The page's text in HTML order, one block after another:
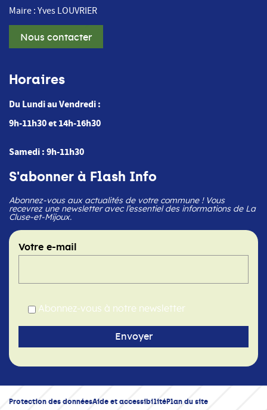
Maire : Yves LOUVRIER
Nous contacter
Horaires
Du Lundi au Vendredi :
9h-11h30 et 14h-16h30
Samedi : 9h-11h30
S'abonner à Flash Info
Abonnez-vous aux actualités de votre commune ! Vous
recevrez une newsletter avec l’essentiel des informations de La
Cluse-et-Mijoux.
Votre e-mail
Abonnez-vous à notre newsletter
Protection des donnéesAide et accessibilitéPlan du site